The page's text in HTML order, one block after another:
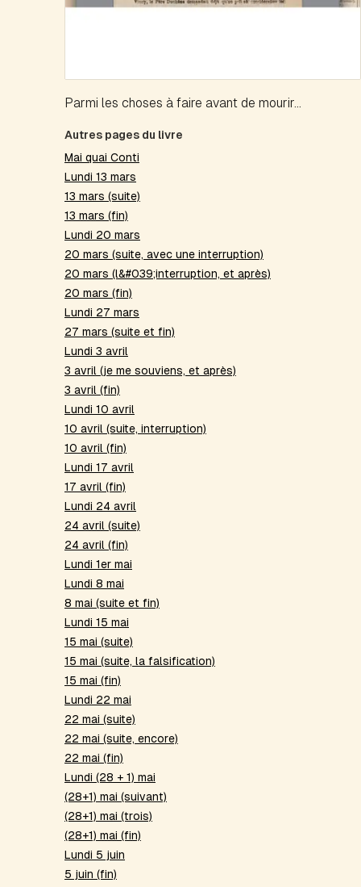
Parmi les choses à faire avant de mourir...
Autres pages du livre
Mai quai Conti
Lundi 13 mars
13 mars (suite)
13 mars (fin)
Lundi 20 mars
20 mars (suite, avec une interruption)
20 mars (l&#039;interruption, et après)
20 mars (fin)
Lundi 27 mars
27 mars (suite et fin)
Lundi 3 avril
3 avril (je me souviens, et après)
3 avril (fin)
Lundi 10 avril
10 avril (suite, interruption)
10 avril (fin)
Lundi 17 avril
17 avril (fin)
Lundi 24 avril
24 avril (suite)
24 avril (fin)
Lundi 1er mai
Lundi 8 mai
8 mai (suite et fin)
Lundi 15 mai
15 mai (suite)
15 mai (suite, la falsification)
15 mai (fin)
Lundi 22 mai
22 mai (suite)
22 mai (suite, encore)
22 mai (fin)
Lundi (28 + 1) mai
(28+1) mai (suivant)
(28+1) mai (trois)
(28+1) mai (fin)
Lundi 5 juin
5 juin (fin)